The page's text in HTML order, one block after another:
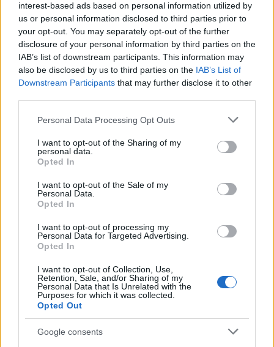
interest-based ads based on personal information utilized by
us or personal information disclosed to third parties prior to
your opt-out. You may separately opt-out of the further
disclosure of your personal information by third parties on the
IAB’s list of downstream participants. This information may
also be disclosed by us to third parties on the IAB’s List of
Downstream Participants that may further disclose it to other
Please note that this website/app uses one or more Google
not limited to your visit or usage behaviour. You may click to
grant or deny consent to Google and its third-party tags to
use your data for below specified purposes in below Google
consent section.
Personal Data Processing Opt Outs
I want to opt-out of the Sharing of my
personal data.
Opted In
I want to opt-out of the Sale of my
Personal Data.
Opted In
I want to opt-out of processing my
Personal Data for Targeted Advertising.
Opted In
I want to opt-out of Collection, Use,
Retention, Sale, and/or Sharing of my
Personal Data that Is Unrelated with the
Purposes for which it was collected.
Opted Out
Google consents
Share:
Ακολουθήστε το Νewsit.gr στοGoogle News και
ενημερωθείτε πρώτοι για όλη την ειδησεογραφία και τα
τελευταία νέατης ημέρας
Πιο δημοφιλή
Ο Κώστας Σαμαράς δημοσίευσε μία παιδική
φωτογραφία για την επέτειο θανάτου της
αδελφής του, Λένας
Δολοφονία Βρετανίδας στην Κυψέλη: Οι
26χρονου Αφγανού – Το στίγμα του
κινητού, η θεία από την Ινδία και τα
απειλητικά μηνύματα
Η Ελένη Φωτοπούλου ευχήθηκε για τη
γιορτή του Άκη Παυλόπουλου: «Δεκαπέντε
χρόνια μου διδάσκει υπομονή και αγάπη»
«Αφιέρωσε τη ζωή της στο να βοηθά
ανθρώπους που είχαν ανάγκη» - Η πρώτη
δήλωση της οικογένειας της 38χρονης